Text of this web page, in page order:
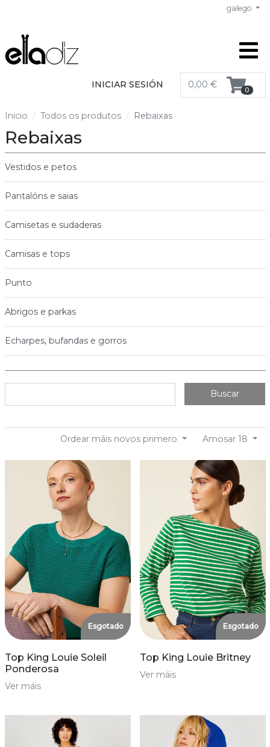
galego
INICIAR SESIÓN 0,00 € 0
Inicio Todos os produtos Rebaixas
Rebaixas
Vestidos e petos
Pantalóns e saias
Camisetas e sudaderas
Camisas e tops
Punto
Abrigos e parkas
Echarpes, bufandas e gorros
Buscar
Amosar 18
Ordear máis novos primero
Esgotado
Top King Louie Soleil
Ponderosa
Ver máis
Esgotado
Top King Louie Britney
Ver máis